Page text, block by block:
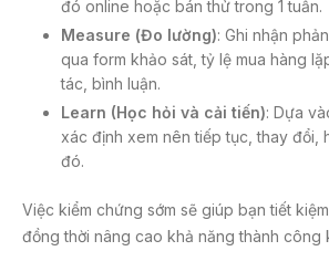
đó online hoặc bán thử trong 1 tuần.
Measure (Đo lường): Ghi nhận
qua form khảo sát, tỷ lệ mua hàng
tác, bình luận.
Learn (Học hỏi và cải tiến): Dựa
xác định xem nên tiếp tục, thay đổi,
đó.
Việc kiểm chứng sớm sẽ giúp bạn tiết
đồng thời nâng cao khả năng thành công